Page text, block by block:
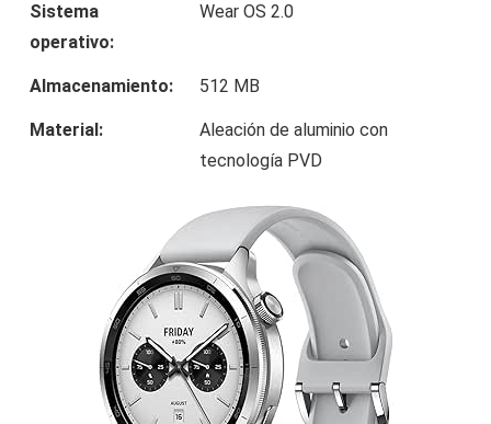
Sistema
operativo:
Wear OS 2.0
Almacenamiento: 512 MB
Material:
Aleación de aluminio con
tecnología PVD